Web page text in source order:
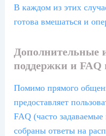
В каждом из этих
готова вмешаться и
Дополнительные
поддержки и FAQ
Помимо прямого
предоставляет
FAQ (часто
собраны ответы на